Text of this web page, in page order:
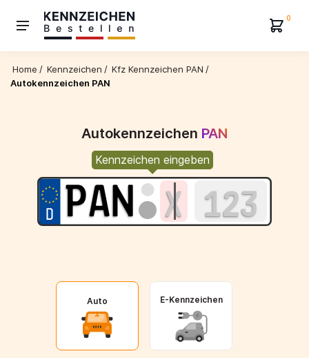
0
Home / Kennzeichen / Kfz Kennzeichen PAN /
Autokennzeichen PAN
Autokennzeichen PAN
Kennzeichen eingeben
Auto E-Kennzeichen